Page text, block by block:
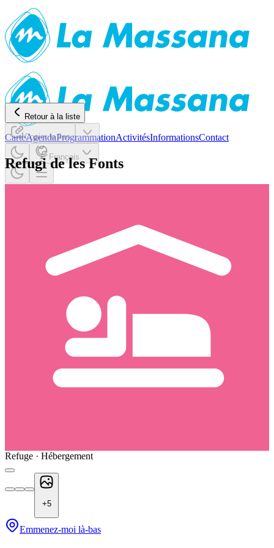
CarteAgendaProgrammationActivitésInformationsContact
Français
Retour à la liste
Copier le lien
Refugi de les Fonts
Refuge · Hébergement
+5
Emmenez-moi là-bas